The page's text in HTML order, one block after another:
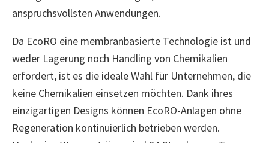
anspruchsvollsten Anwendungen.
Da EcoRO eine membranbasierte Technologie ist und
weder Lagerung noch Handling von Chemikalien
erfordert, ist es die ideale Wahl für Unternehmen, die
keine Chemikalien einsetzen möchten. Dank ihres
einzigartigen Designs können EcoRO-Anlagen ohne
Regeneration kontinuierlich betrieben werden.